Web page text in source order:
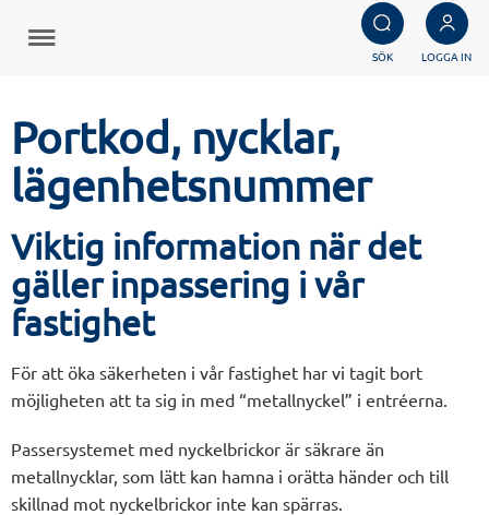
SÖK LOGGA IN
Portkod, nycklar,
lägenhetsnummer
Viktig information när det
gäller inpassering i vår
fastighet
För att öka säkerheten i vår fastighet har vi tagit bort
möjligheten att ta sig in med “metallnyckel” i entréerna.
Passersystemet med nyckelbrickor är säkrare än
metallnycklar, som lätt kan hamna i orätta händer och till
skillnad mot nyckelbrickor inte kan spärras.